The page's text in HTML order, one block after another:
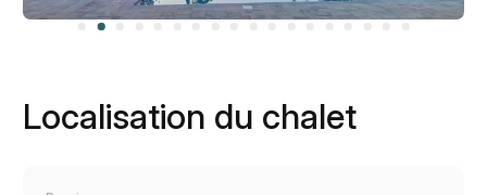
Localisation du chalet